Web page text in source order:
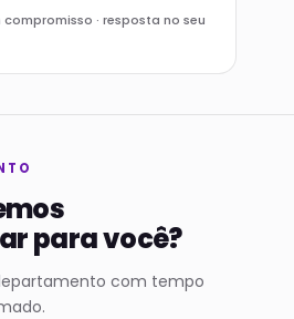
compromisso · resposta no seu
para você?
com tempo